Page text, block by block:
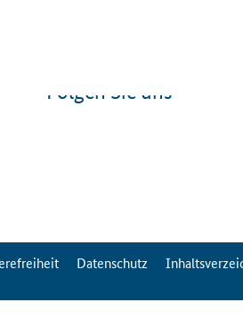
Folgen Sie uns
Datenschutz